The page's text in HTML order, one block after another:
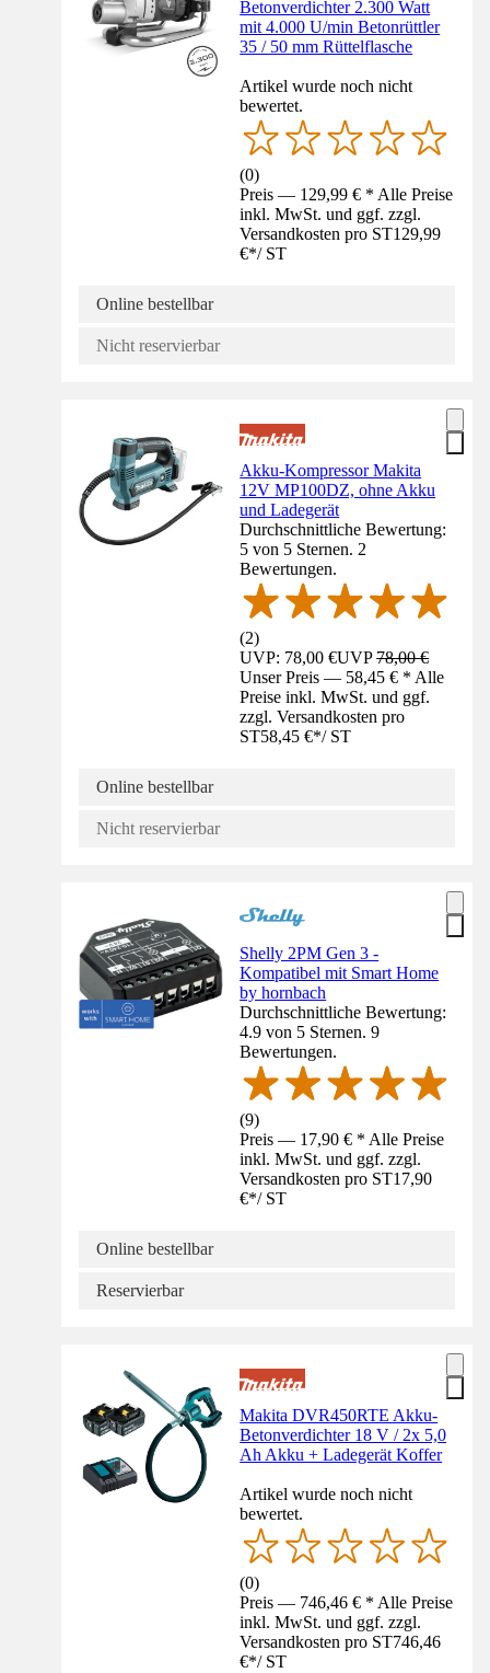
Betonverdichter 2.300 Watt
mit 4.000 U/min Betonrüttler
35 / 50 mm Rüttelflasche
Artikel wurde noch nicht
bewertet.
(0)
Preis — 129,99 € * Alle Preise
inkl. MwSt. und ggf. zzgl.
Versandkosten pro ST129,99
€*/ ST
Online bestellbar
Nicht reservierbar
Akku-Kompressor Makita
12V MP100DZ, ohne Akku
und Ladegerät
Durchschnittliche Bewertung:
5 von 5 Sternen. 2
Bewertungen.
(2)
UVP: 78,00 €UVP78,00 €
Unser Preis — 58,45 € * Alle
Preise inkl. MwSt. und ggf.
zzgl. Versandkosten pro
ST58,45 €*/ ST
Online bestellbar
Nicht reservierbar
Shelly 2PM Gen 3 -
Kompatibel mit Smart Home
by hornbach
Durchschnittliche Bewertung:
4.9 von 5 Sternen. 9
Bewertungen.
(9)
Preis — 17,90 € * Alle Preise
inkl. MwSt. und ggf. zzgl.
Versandkosten pro ST17,90
€*/ ST
Online bestellbar
Reservierbar
Makita DVR450RTE Akku-
Betonverdichter 18 V / 2x 5,0
Ah Akku + Ladegerät Koffer
Artikel wurde noch nicht
bewertet.
(0)
Preis — 746,46 € * Alle Preise
inkl. MwSt. und ggf. zzgl.
Versandkosten pro ST746,46
€*/ ST